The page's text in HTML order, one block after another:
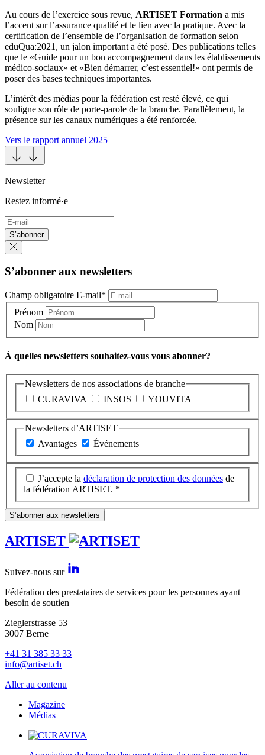
Au cours de l’exercice sous revue, ARTISET Formation a mis
l’accent sur l’assurance qualité et le lien avec la pratique. Avec la
certification de l’ensemble de l’organisation de formation selon
eduQua:2021, un jalon important a été posé. Des publications telles
que le «Guide pour un bon accompagnement dans les établissements
médico-sociaux» et «Bien démarrer, c’est essentiel!» ont permis de
poser des bases techniques importantes.
L’intérêt des médias pour la fédération est resté élevé, ce qui
souligne son rôle de porte-parole de la branche. Parallèlement, la
présence sur les canaux numériques a été renforcée.
Vers le rapport annuel 2025
Newsletter
Restez informé·e
S’abonner
S’abonner aux newsletters
Champ obligatoire E-mail*
Prénom
Nom
À quelles newsletters souhaitez-vous vous abonner?
Newsletters de nos associations de branche
CURAVIVA
INSOS YOUVITA
Newsletters d’ARTISET
Avantages
Événements
J’accepte la déclaration de protection des données de
la fédération ARTISET. *
S’abonner aux newsletters
ARTISET
Suivez-nous sur
Fédération des prestataires de services pour les personnes ayant
besoin de soutien
Zieglerstrasse 53
3007 Berne
+41 31 385 33 33
info@artiset.ch
Aller au contenu
Magazine
Médias